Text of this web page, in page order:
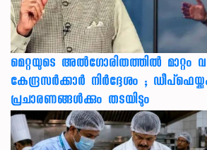
മെറ്റയുടെ അൽഗോരിതത്തിൽ മാറ്റം
കേന്ദ്രസർക്കാർ നിർദ്ദേശം ;
പ്രചാരണങ്ങൾക്കും തടയിടും